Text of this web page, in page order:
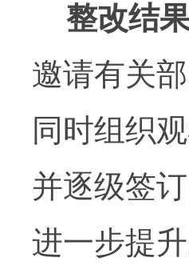
整改结
邀请有关
同时组织
并逐级签
进一步提升